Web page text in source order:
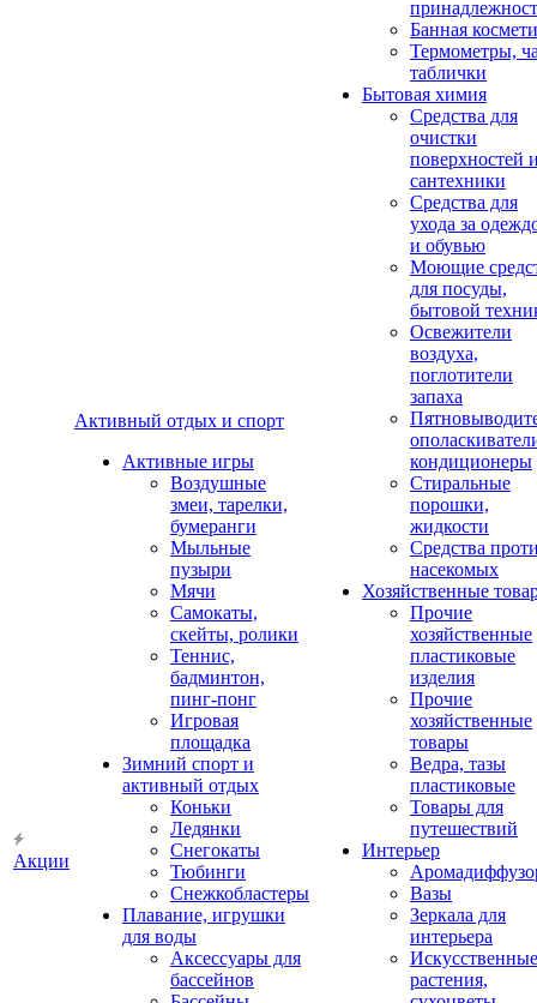
Акции
Активный отдых и спорт
Активные игры
Воздушные
змеи, тарелки,
бумеранги
Мыльные
пузыри
Мячи
Самокаты,
скейты, ролики
Теннис,
бадминтон,
пинг-понг
Игровая
площадка
Зимний спорт и
активный отдых
Коньки
Ледянки
Снегокаты
Тюбинги
Снежкобластеры
Плавание, игрушки
для воды
Аксессуары для
бассейнов
Банная
Термометры,
таблички
Бытовая химия
Средства для
очистки
поверхностей
сантехники
Средства для
ухода за
и обувью
Моющие
для посуды,
бытовой
Освежители
воздуха,
поглотители
запаха
кондиционеры
Стиральные
порошки,
жидкости
Средства
насекомых
Хозяйственные
Прочие
хозяйственные
пластиковые
изделия
Прочие
хозяйственные
товары
Ведра, тазы
пластиковые
Товары для
путешествий
Интерьер
Вазы
Зеркала для
интерьера
Искусственные
растения,